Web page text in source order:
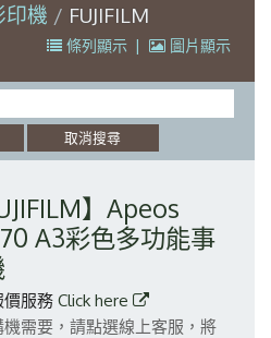
印機 FUJIFILM
條列顯示 | 圖片顯示
】Apeos
A3彩色多功能事
價服務 Click here
機需要，請點選線上客服，將